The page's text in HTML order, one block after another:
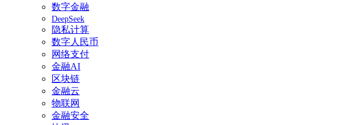
数字金融
DeepSeek
隐私计算
数字人民币
网络支付
金融AI
区块链
金融云
物联网
金融安全